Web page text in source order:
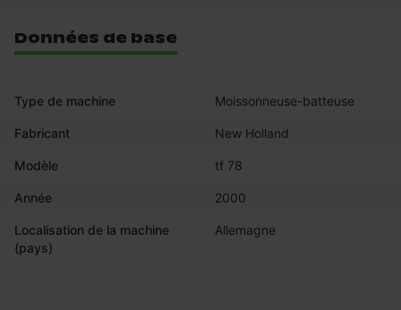
Données de base
Type de machine Moissonneuse-batteuse
Fabricant New Holland
Modèle tf 78
Année 2000
Localisation de la machine
(pays)
Allemagne